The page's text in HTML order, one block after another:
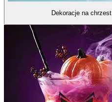
Dekoracje na chrzest